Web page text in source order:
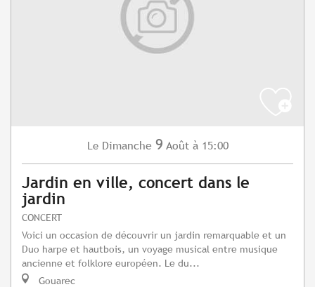
Le Dimanche 9 Août à 15:00
Jardin en ville, concert dans le
jardin
CONCERT
Voici un occasion de découvrir un jardin remarquable et un
Duo harpe et hautbois, un voyage musical entre musique
ancienne et folklore européen. Le du...
Gouarec